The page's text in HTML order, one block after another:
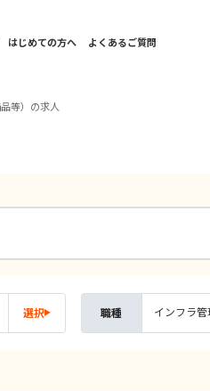
はじめての方へ よくあるご質問
等）の求人
選択 職種 インフラ管